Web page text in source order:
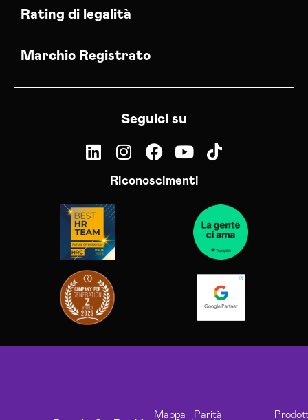
Rating di legalità
Marchio Registrato
Seguici su
Riconoscimenti
Mappa
Parità